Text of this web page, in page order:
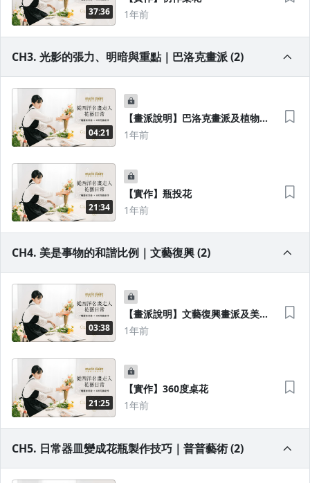
37:36
1年前
CH3. 光影的張力、明暗與重點｜巴洛克畫派 (2)
04:21
【畫派說明】巴洛克畫派及植物與
光線
1年前
21:34
【實作】瓶投花
1年前
CH4. 美是事物的和諧比例｜文藝復興 (2)
03:38
【畫派說明】文藝復興畫派及美的
形式原理
1年前
21:25
【實作】360度桌花
1年前
CH5. 日常器皿變成花瓶製作技巧｜普普藝術 (2)
沒有待播放的清單
去逛逛